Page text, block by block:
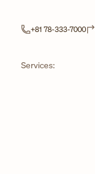
+81 78-333-7000
Services: